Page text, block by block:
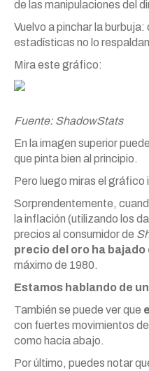
de las manipulaciones del
Vuelvo a pinchar la
estadísticas no lo
Mira este gráfico:
Fuente: ShadowStats
En la imagen superior
que pinta bien al principio.
Pero luego miras el gráfico
Sorprendentemente,
la inflación (utilizando los
precios al consumidor de
precio del oro ha
máximo de 1980.
Estamos hablando de
También se puede ver que
con fuertes movimientos
como hacia abajo.
Por último, puedes notar